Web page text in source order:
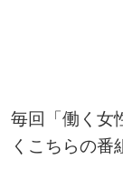
毎回「働く女
くこちらの番